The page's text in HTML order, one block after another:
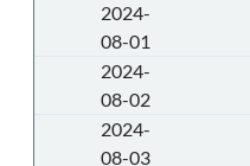
2024-
08-01
2024-
08-02
2024-
08-03